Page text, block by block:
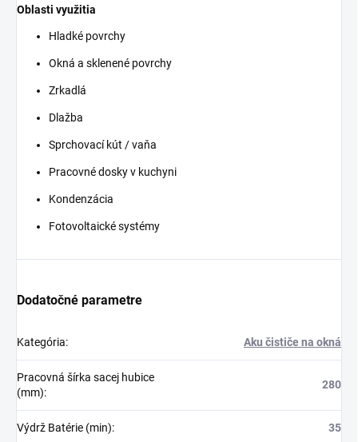
Oblasti využitia
Hladké povrchy
Okná a sklenené povrchy
Zrkadlá
Dlažba
Sprchovací kút / vaňa
Pracovné dosky v kuchyni
Kondenzácia
Fotovoltaické systémy
Dodatočné parametre
Kategória: Aku čističe na okná
Pracovná šírka sacej hubice
(mm):
280
Výdrž Batérie (min): 35